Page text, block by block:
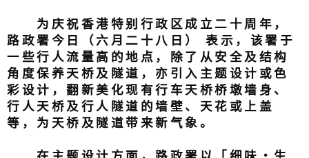
为庆祝香港特别行政区成立二十周年，
路政署今日（六月二十八日） 表示，该署于
一些行人流量高的地点，除了从安全及结构
角度保养天桥及隧道，亦引入主题设计或色
彩设计，翻新美化现有行车天桥桥墩墙身、
行人天桥及行人隧道的墙壁、天花或上盖
等，为天桥及隧道带来新气象。